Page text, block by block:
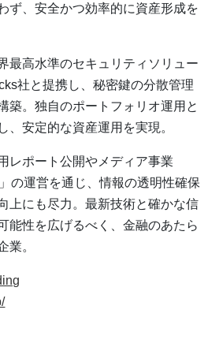
ず、安全かつ効率的に資産形成を
最高水準のセキュリティソリュー
社と提携し、秘密鍵の分散管理
築。独自のポートフォリオ運用と
、安定的な資産運用を実現。
レポート公開やメディア事業
の運営を通じ、情報の透明性確保
上にも尽力。最新技術と確かな信
能性を広げるべく、金融のあたら
業。